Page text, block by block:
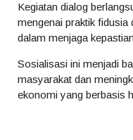
Kegiatan dialog
mengenai praktik fidusia
dalam menjaga
Sosialisasi ini menjadi
masyarakat dan
ekonomi yang berbasis